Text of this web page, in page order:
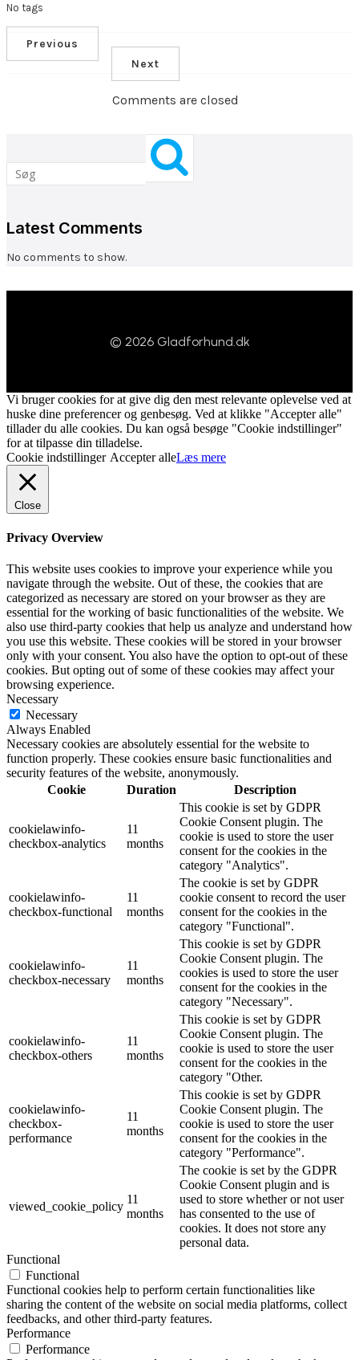
No tags
Previous
Next
Comments are closed
Latest Comments
No comments to show.
© 2026 Gladforhund.dk
Vi bruger cookies for at give dig den mest relevante oplevelse ved at
huske dine preferencer og genbesøg. Ved at klikke "Accepter alle"
tillader du alle cookies. Du kan også besøge "Cookie indstillinger"
for at tilpasse din tilladelse.
Cookie indstillinger Accepter alleLæs mere
Close
Privacy Overview
This website uses cookies to improve your experience while you
navigate through the website. Out of these, the cookies that are
categorized as necessary are stored on your browser as they are
essential for the working of basic functionalities of the website. We
also use third-party cookies that help us analyze and understand how
you use this website. These cookies will be stored in your browser
only with your consent. You also have the option to opt-out of these
cookies. But opting out of some of these cookies may affect your
browsing experience.
Necessary
Necessary
Always Enabled
Necessary cookies are absolutely essential for the website to
function properly. These cookies ensure basic functionalities and
security features of the website, anonymously.
Cookie
Duration Description
cookielawinfo-
checkbox-analytics
11
months
This cookie is set by GDPR
Cookie Consent plugin. The
cookie is used to store the user
consent for the cookies in the
category "Analytics".
cookielawinfo-
checkbox-functional
11
months
The cookie is set by GDPR
cookie consent to record the user
consent for the cookies in the
category "Functional".
cookielawinfo-
checkbox-necessary
11
months
This cookie is set by GDPR
Cookie Consent plugin. The
cookies is used to store the user
consent for the cookies in the
category "Necessary".
cookielawinfo-
checkbox-others
11
months
This cookie is set by GDPR
Cookie Consent plugin. The
cookie is used to store the user
consent for the cookies in the
category "Other.
cookielawinfo-
checkbox-
performance
11
months
This cookie is set by GDPR
Cookie Consent plugin. The
cookie is used to store the user
consent for the cookies in the
category "Performance".
viewed_cookie_policy
11
months
The cookie is set by the GDPR
Cookie Consent plugin and is
used to store whether or not user
has consented to the use of
cookies. It does not store any
personal data.
Functional
Functional
Functional cookies help to perform certain functionalities like
sharing the content of the website on social media platforms, collect
feedbacks, and other third-party features.
Performance
Performance